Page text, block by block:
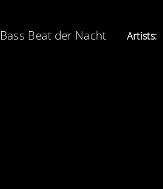
Bass Beat der Nacht Artists: